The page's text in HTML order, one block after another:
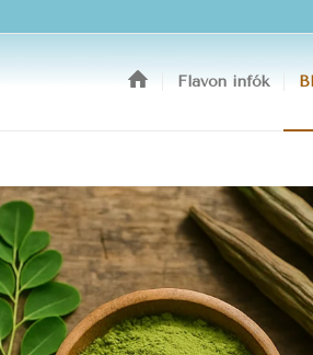
Flavon infók